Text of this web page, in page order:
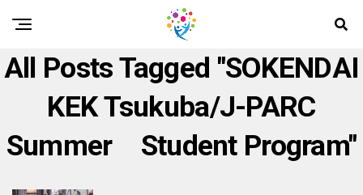
All Posts Tagged "SOKENDAI
KEK Tsukuba/J-PARC
Summer Student Program"